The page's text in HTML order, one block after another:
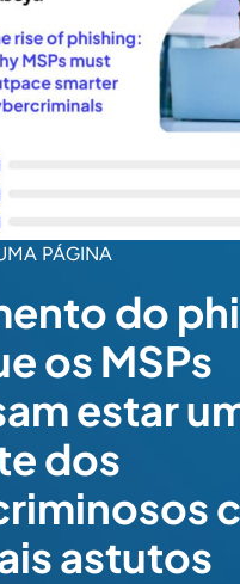
PÁGINA
do
os MSPs
estar
dos
astutos